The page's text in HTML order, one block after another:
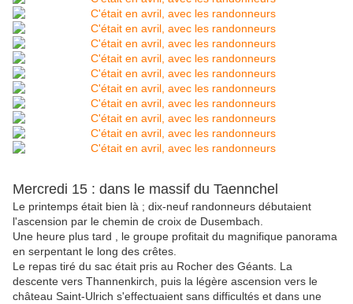
Mercredi 15 : dans le massif du Taennchel
Le printemps était bien là ; dix-neuf randonneurs débutaient
l'ascension par le chemin de croix de Dusembach.
Une heure plus tard , le groupe profitait du magnifique panorama
en serpentant le long des crêtes.
Le repas tiré du sac était pris au Rocher des Géants. La
descente vers Thannenkirch, puis la légère ascension vers le
château Saint-Ulrich s'effectuaient sans difficultés et dans une